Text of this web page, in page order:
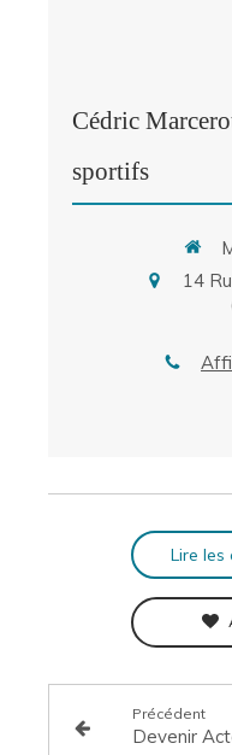
Cédric
sportifs
14
Lire les
Précédent